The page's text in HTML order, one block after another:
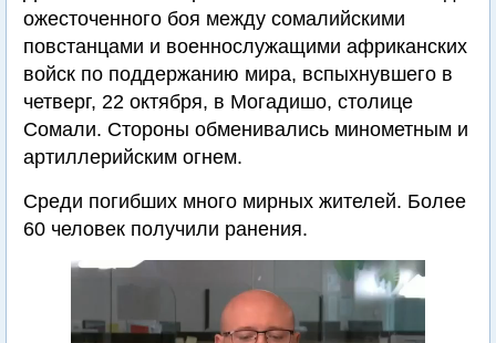
ожесточенного боя между сомалийскими
повстанцами и военнослужащими африканских
войск по поддержанию мира, вспыхнувшего в
четверг, 22 октября, в Могадишо, столице
Сомали. Стороны обменивались минометным и
артиллерийским огнем.
Среди погибших много мирных жителей. Более
60 человек получили ранения.